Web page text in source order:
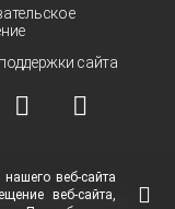
сайта
персональных
нашего веб-сайта
веб-сайта,